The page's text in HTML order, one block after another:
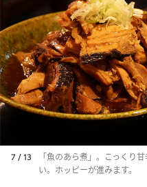
7 / 13
「魚のあら煮」。こっくり
い。ホッピーが進みます。